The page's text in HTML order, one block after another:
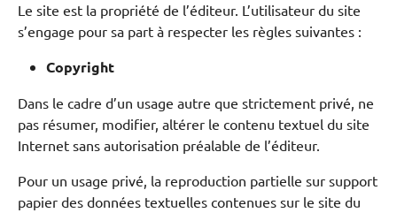
Le site est la propriété de l’éditeur. L’utilisateur du site
s’engage pour sa part à respecter les règles suivantes :
Copyright
Dans le cadre d’un usage autre que strictement privé, ne
pas résumer, modifier, altérer le contenu textuel du site
Internet sans autorisation préalable de l’éditeur.
Pour un usage privé, la reproduction partielle sur support
papier des données textuelles contenues sur le site du